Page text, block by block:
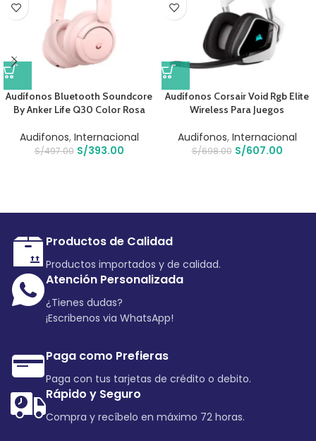
Audífonos Bluetooth Soundcore
By Anker Life Q30 Color Rosa
Audifonos, Internacional
S/497.00 S/393.00
Audífonos Corsair Void Rgb Elite
Wireless Para Juegos
Audifonos, Internacional
S/698.00 S/607.00
Productos de Calidad
Productos importados y de calidad.
Atención Personalizada
¿Tienes dudas?
¡Escribenos via WhatsApp!
Paga como Prefieras
Paga con tus tarjetas de crédito o debito.
Rápido y Seguro
Compra y recíbelo en máximo 72 horas.